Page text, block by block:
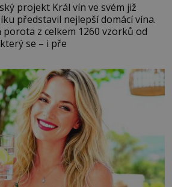
projekt Král vín ve svém již
představil nejlepší domácí vína.
z celkem 1260 vzorků od
vín, který se – i pře